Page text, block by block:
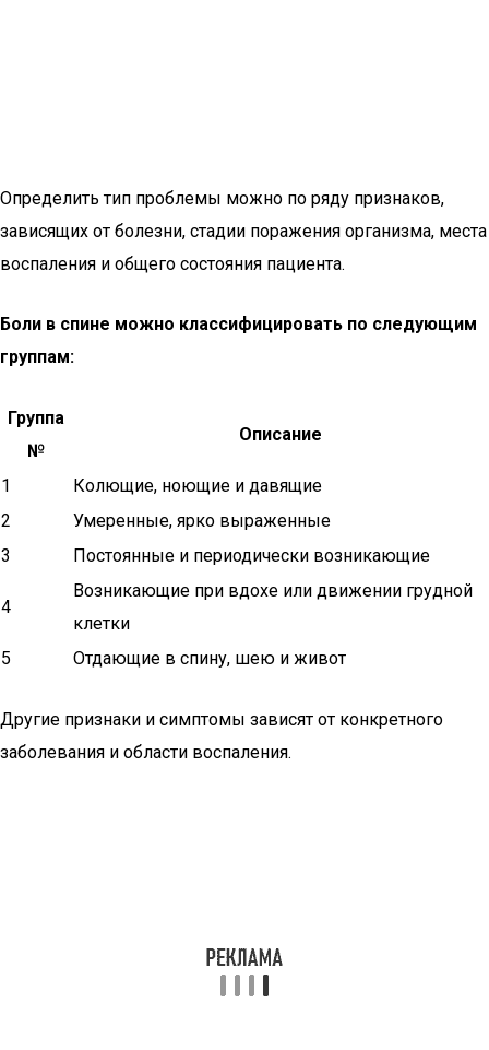
Определить тип проблемы можно по ряду признаков,
зависящих от болезни, стадии поражения организма, места
воспаления и общего состояния пациента.
Боли в спине можно классифицировать по следующим
группам:
Группа
№
Описание
1
Колющие, ноющие и давящие
2
Умеренные, ярко выраженные
3
Постоянные и периодически возникающие
4
Возникающие при вдохе или движении грудной
клетки
5
Отдающие в спину, шею и живот
Другие признаки и симптомы зависят от конкретного
заболевания и области воспаления.